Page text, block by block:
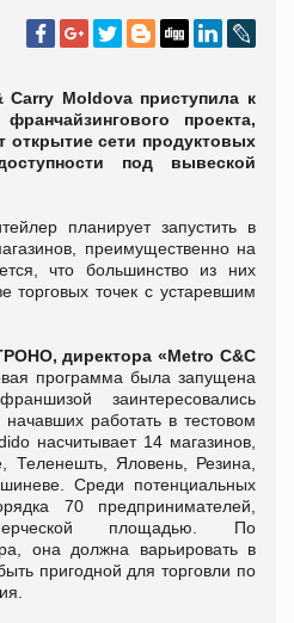
Moldova приступила к
проекта,
открытие сети продуктовых
под вывеской
планирует запустить в
преимущественно на
что большинство из них
торговых точек с устаревшим
директора «Metro C&C
программа была запущена
заинтересовались
работать в тестовом
насчитывает 14 магазинов,
Теленешть, Яловень, Резина,
Среди потенциальных
70 предпринимателей,
площадью. По
она должна варьировать в
пригодной для торговли по